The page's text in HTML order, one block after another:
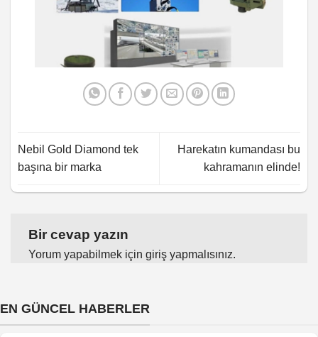
Nebil Gold Diamond tek
başına bir marka
Harekatın kumandası bu
kahramanın elinde!
Bir cevap yazın
Yorum yapabilmek için giriş yapmalısınız.
EN GÜNCEL HABERLER